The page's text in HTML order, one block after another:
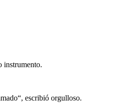
instrumento.
escribió orgulloso.